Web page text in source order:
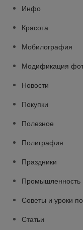
Инфо
Красота
Мобилография
Модификация
Новости
Покупки
Полезное
Полиграфия
Праздники
Промышленность
Советы и уроки
Статьи